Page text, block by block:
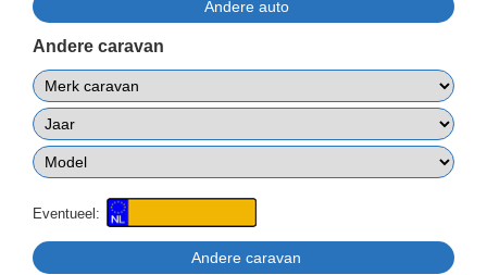
Andere caravan
Eventueel: